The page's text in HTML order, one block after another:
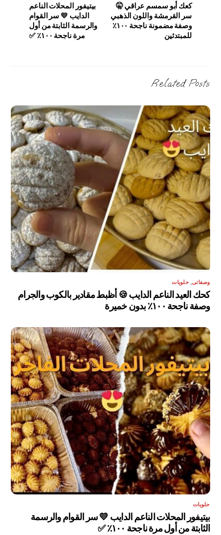
كعك أبو سمسم عراقي 🤫
سر القرمشة واللون الذهبي
وصفة مضمونة ناجحة ١٠٠٪
للمبتدئين
بيتيفور المحلات الناعم
الدايب 💛 سر القوام
والرسمة الثابتة من أول
مرة ناجحة ١٠٠٪ ✅
Related Posts
وصفاتى,حلويات
كحك العيد الناعم الدايب 🍪 أظبط مقادير بالكوب والجرام
وصفة ناجحة ١٠٠٪ بدون خميرة
حلويات
بيتيفور المحلات الناعم الدايب 💛 سر القوام والرسمة
الثابتة من أول مرة ناجحة ١٠٠٪ ✅